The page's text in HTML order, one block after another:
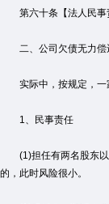
第六十条【法人民事
二、公司欠债无力偿
实际中，按规定，一
1、民事责任
(1)担任有两名股东以
的，此时风险很小。